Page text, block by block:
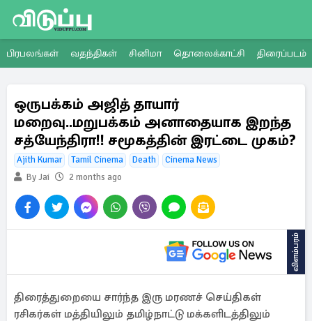
பிரபலங்கள் வதந்திகள் சினிமா தொலைக்காட்சி திரைப்படம்
ஒருபக்கம் அஜித் தாயார்
மறைவு..மறுபக்கம் அனாதையாக இறந்த
சத்யேந்திரா!! சமூகத்தின் இரட்டை முகம்?
Ajith Kumar Tamil Cinema Death
Cinema News
By Jai
2 months ago
விளம்பரம்
திரைத்துறையை சார்ந்த இரு மரணச் செய்திகள்
ரசிகர்கள் மத்தியிலும் தமிழ்நாட்டு மக்களிடத்திலும்